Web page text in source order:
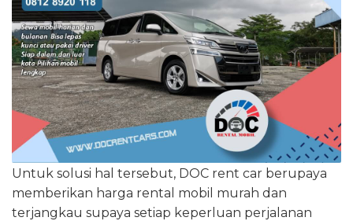
Untuk solusi hal tersebut, DOC rent car berupaya
memberikan harga rental mobil murah dan
terjangkau supaya setiap keperluan perjalanan